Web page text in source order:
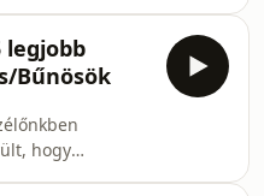
⁠Es
újabb
várunk a
kicsit
a
(a Fantasztikus
legjobb
Bűnösök
hogy